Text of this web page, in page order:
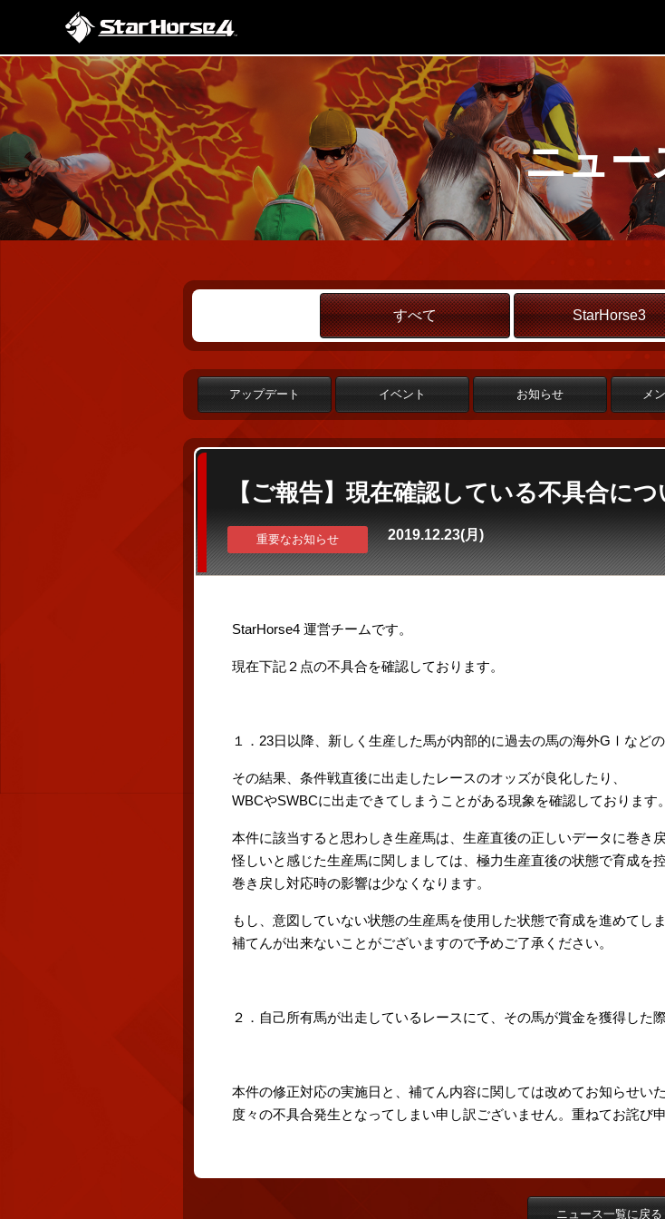
ニュー
すべて StarHorse3
アップデート イベント お知らせ メ
【ご報告】現在確認している不具合につ
重要なお知らせ 2019.12.23(月)
StarHorse4 運営チームです。
現在下記２点の不具合を確認しております。
１．23日以降、新しく生産した馬が内部的に過去の馬の海外GⅠなど
その結果、条件戦直後に出走したレースのオッズが良化したり、
WBCやSWBCに出走できてしまうことがある現象を確認しております。
本件に該当すると思わしき生産馬は、生産直後の正しいデータに巻き
怪しいと感じた生産馬に関しましては、極力生産直後の状態で育成を
巻き戻し対応時の影響は少なくなります。
もし、意図していない状態の生産馬を使用した状態で育成を進めてしま
補てんが出来ないことがございますので予めご了承ください。
２．自己所有馬が出走しているレースにて、その馬が賞金を獲得した
本件の修正対応の実施日と、補てん内容に関しては改めてお知らせいた
度々の不具合発生となってしまい申し訳ございません。重ねてお詫び申
ニュース一覧に戻る